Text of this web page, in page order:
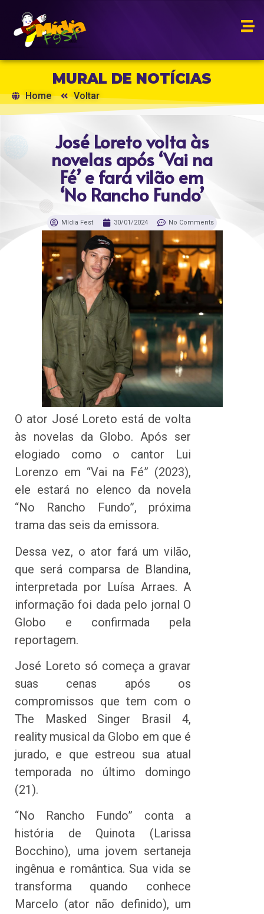
MURAL DE NOTÍCIAS
Home Voltar
José Loreto volta às
novelas após ‘Vai na
Fé’ e fará vilão em
‘No Rancho Fundo’
Mídia Fest 30/01/2024 No Comments
O ator José Loreto está de volta
às novelas da Globo. Após ser
elogiado como o cantor Lui
Lorenzo em “Vai na Fé” (2023),
ele estará no elenco da novela
“No Rancho Fundo”, próxima
trama das seis da emissora.
Dessa vez, o ator fará um vilão,
que será comparsa de Blandina,
interpretada por Luísa Arraes. A
informação foi dada pelo jornal O
Globo e confirmada pela
reportagem.
José Loreto só começa a gravar
suas cenas após os
compromissos que tem com o
The Masked Singer Brasil 4,
reality musical da Globo em que é
jurado, e que estreou sua atual
temporada no último domingo
(21).
“No Rancho Fundo” conta a
história de Quinota (Larissa
Bocchino), uma jovem sertaneja
ingênua e romântica. Sua vida se
transforma quando conhece
Marcelo (ator não definido), um